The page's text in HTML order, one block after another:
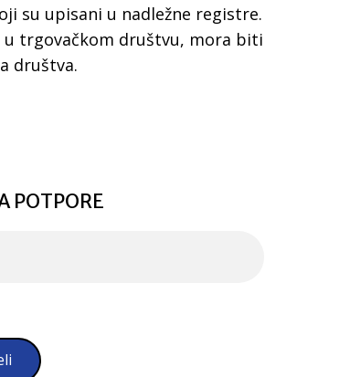
su upisani u nadležne registre.
trgovačkom društvu, mora biti
društva.
POTPORE